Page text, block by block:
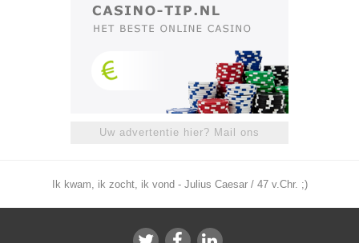
Uw advertentie hier? Mail ons
Ik kwam, ik zocht, ik vond - Julius Caesar / 47 v.Chr. ;)